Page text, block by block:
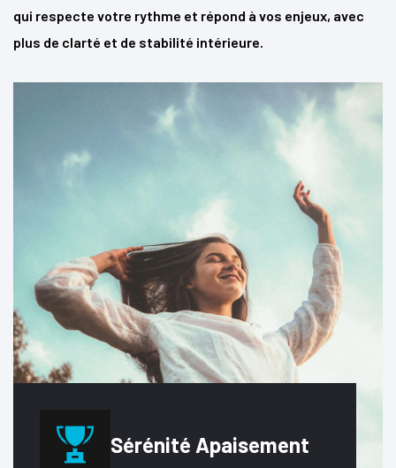
qui respecte votre rythme et répond à vos enjeux, avec
plus de clarté et de stabilité intérieure.
Équilibreémotionnel